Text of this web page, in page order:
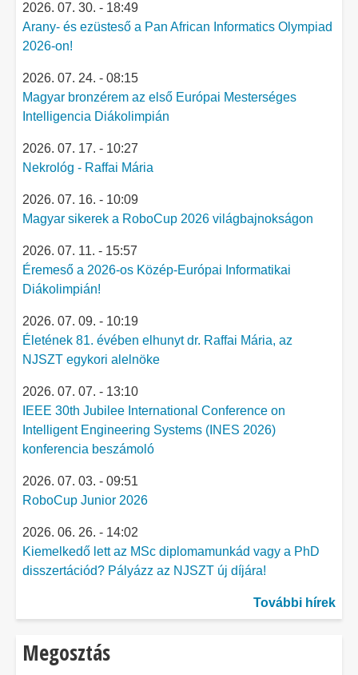
2026. 07. 30. - 18:49
Arany- és ezüsteső a Pan African Informatics Olympiad
2026-on!
2026. 07. 24. - 08:15
Magyar bronzérem az első Európai Mesterséges
Intelligencia Diákolimpián
2026. 07. 17. - 10:27
Nekrológ - Raffai Mária
2026. 07. 16. - 10:09
Magyar sikerek a RoboCup 2026 világbajnokságon
2026. 07. 11. - 15:57
Éremeső a 2026-os Közép-Európai Informatikai
Diákolimpián!
2026. 07. 09. - 10:19
Életének 81. évében elhunyt dr. Raffai Mária, az
NJSZT egykori alelnöke
2026. 07. 07. - 13:10
IEEE 30th Jubilee International Conference on
Intelligent Engineering Systems (INES 2026)
konferencia beszámoló
2026. 07. 03. - 09:51
RoboCup Junior 2026
2026. 06. 26. - 14:02
Kiemelkedő lett az MSc diplomamunkád vagy a PhD
disszertációd? Pályázz az NJSZT új díjára!
További hírek
Megosztás